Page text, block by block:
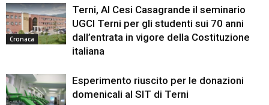
Cronaca
Terni, Al Cesi Casagrande il seminario
UGCI Terni per gli studenti sui 70 anni
dall’entrata in vigore della Costituzione
italiana
Esperimento riuscito per le donazioni
domenicali al SIT di Terni